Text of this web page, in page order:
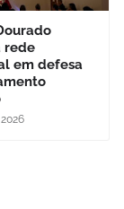
rede
em defesa